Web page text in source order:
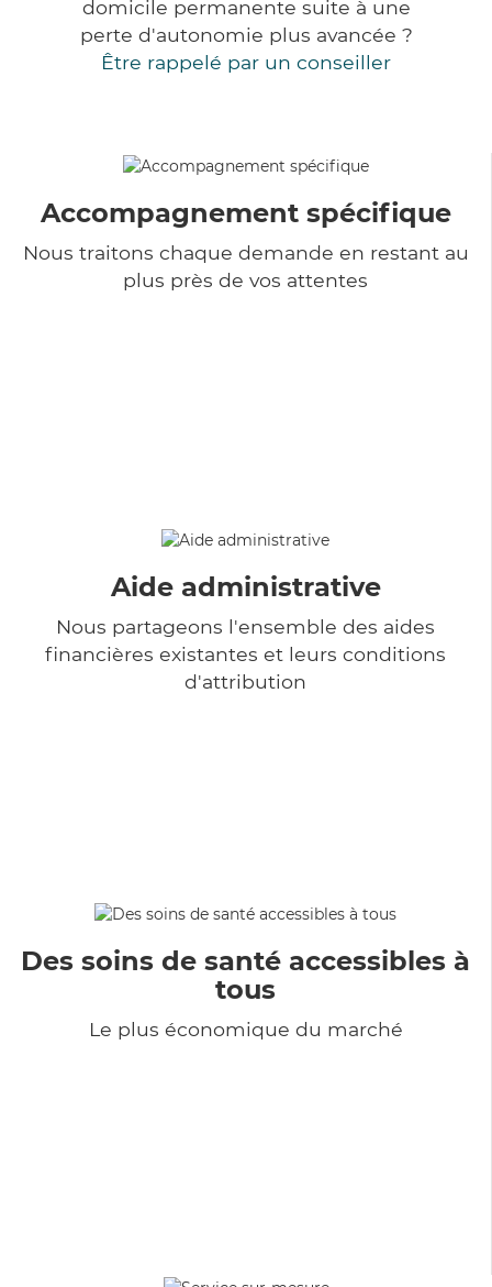
domicile permanente suite à une
perte d'autonomie plus avancée ?
Être rappelé par un conseiller
Accompagnement spécifique
Nous traitons chaque demande en restant au
plus près de vos attentes
Aide administrative
Nous partageons l'ensemble des aides
financières existantes et leurs conditions
d'attribution
Des soins de santé accessibles à
tous
Le plus économique du marché